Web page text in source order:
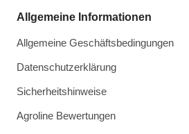
Allgemeine Informationen
Allgemeine Geschäftsbedingungen
Datenschutzerklärung
Sicherheitshinweise
Agroline Bewertungen